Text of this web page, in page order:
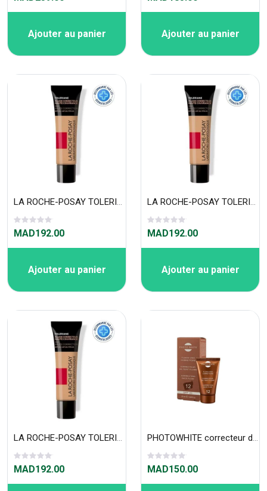
Ajouter au panier Ajouter au panier
LA ROCHE-POSAY TOLERIANE FOND DE TEINT FLUIDE 30ml N 15
MAD192.00
Ajouter au panier
LA ROCHE-POSAY TOLERIANE FOND DE TEINT FLUIDE 30ml N 13
MAD192.00
Ajouter au panier
LA ROCHE-POSAY TOLERIANE FOND DE TEINT FLUIDE 30ml N11
MAD192.00
PHOTOWHITE correcteur de teint N°12 SPF20 foncé moyen 20ml
MAD150.00